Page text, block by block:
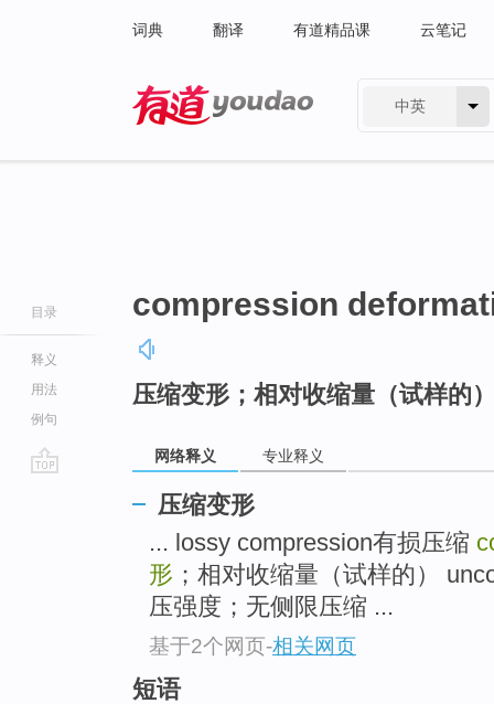
词典 翻译 有道精品课 云笔记
中英
目录
释义
用法
例句
compression
压缩变形；相对收缩量（试样的
网络释义 专业释义
压缩变形
... lossy compression有损压缩
形 ；相对收缩量（试样的）
压强度；无侧限压缩 ...
基于2个网页-相关网页
短语